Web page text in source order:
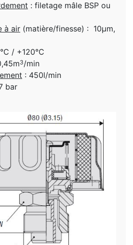
: filetage mâle BSP ou
à air (matière/finesse) : 10µm,
/ +120°C
3/min
: 450l/min
bar